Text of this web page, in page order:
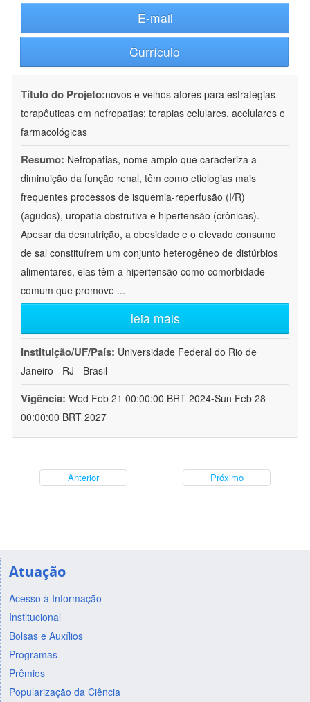
E-mail
Currículo
Título do Projeto:novos e velhos atores para estratégias
terapêuticas em nefropatias: terapias celulares, acelulares e
farmacológicas
Resumo: Nefropatias, nome amplo que caracteriza a
diminuição da função renal, têm como etiologias mais
frequentes processos de isquemia-reperfusão (I/R)
(agudos), uropatia obstrutiva e hipertensão (crônicas).
Apesar da desnutrição, a obesidade e o elevado consumo
de sal constituírem um conjunto heterogêneo de distúrbios
alimentares, elas têm a hipertensão como comorbidade
comum que promove ...
leia mais
Instituição/UF/País: Universidade Federal do Rio de
Janeiro - RJ - Brasil
Vigência: Wed Feb 21 00:00:00 BRT 2024-Sun Feb 28
00:00:00 BRT 2027
Anterior Próximo
Atuação
Acesso à Informação
Institucional
Bolsas e Auxílios
Programas
Prêmios
Popularização da Ciência